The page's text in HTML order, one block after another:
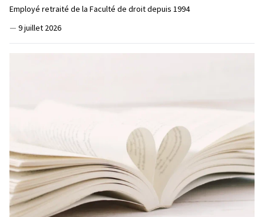
Employé retraité de la Faculté de droit depuis 1994
— 9 juillet 2026